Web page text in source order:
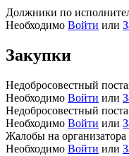
Должники по
Необходимо Войти или
Закупки
Недобросовестный
Необходимо Войти или
Недобросовестный
Необходимо Войти или
Жалобы на организатора
Необходимо Войти или